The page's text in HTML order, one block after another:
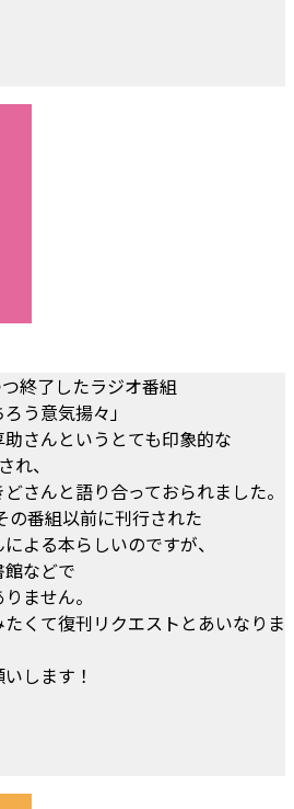
終了したラジオ番組
う意気揚々」
さんというとても印象的な
れ、
さんと語り合っておられました。
の番組以前に刊行された
よる本らしいのですが、
などで
ません。
くて復刊リクエストとあいなりま
します！